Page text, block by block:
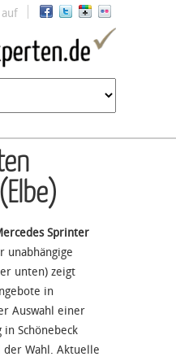
Sprinter
unabhängige
unten) zeigt
in
Auswahl einer
Schönebeck
der Wahl. Aktuelle